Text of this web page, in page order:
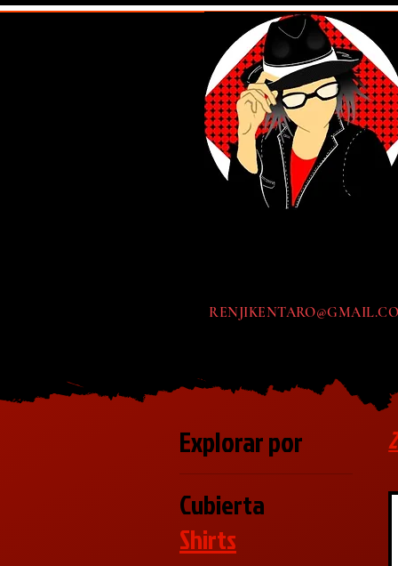
Inicio
Explorar por
Cubierta
Shirts